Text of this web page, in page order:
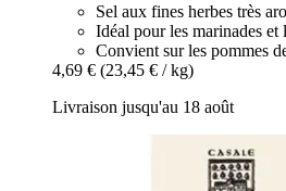
Sel aux fines herbes très
Idéal pour les marinades et
Convient sur les pommes
4,69 € (23,45 € / kg)
Livraison jusqu'au 18 août